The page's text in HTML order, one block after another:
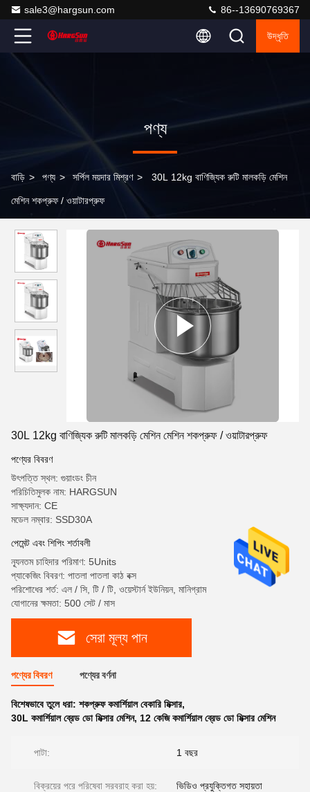
sale3@hargsun.com 86--13690769367
উদ্ধৃতি
পণ্য
বাড়ি > পণ্য > সর্পিল ময়দার মিশ্রণ > 30L 12kg বাণিজ্যিক রুটি মালকড়ি মেশিন
মেশিন শকপ্রুফ / ওয়াটারপ্রুফ
30L 12kg বাণিজ্যিক রুটি মালকড়ি মেশিন মেশিন শকপ্রুফ / ওয়াটারপ্রুফ
পণ্যের বিবরণ
উৎপত্তি স্থল: গুয়াংডং চীন
পরিচিতিমুলক নাম: HARGSUN
সাক্ষ্যদান: CE
মডেল নম্বার: SSD30A
পেমেন্ট এবং শিপিং শর্তাবলী
ন্যূনতম চাহিদার পরিমাণ: 5Units
প্যাকেজিং বিবরণ: পাতলা পাতলা কাঠ বক্স
পরিশোধের শর্ত: এল / সি, টি / টি, ওয়েস্টার্ন ইউনিয়ন, মানিগ্রাম
যোগানের ক্ষমতা: 500 সেট / মাস
সেরা মূল্য পান
পণ্যের বিবরণ পণ্যের বর্ণনা
বিশেষভাবে তুলে ধরা: শকপ্রুফ কমার্শিয়াল বেকারি মিক্সার,
30L কমার্শিয়াল ব্রেড ডো মিক্সার মেশিন, 12 কেজি কমার্শিয়াল ব্রেড ডো মিক্সার মেশিন
পাটা: 1 বছর
বিক্রয়ের পরে পরিষেবা সরবরাহ করা হয়: ভিডিও প্রযুক্তিগত সহায়তা